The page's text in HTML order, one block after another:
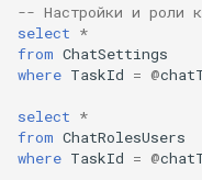
-- Настройки и роли
select *
from ChatSettings
where TaskId = @
select *
from ChatRolesUsers
where TaskId = @